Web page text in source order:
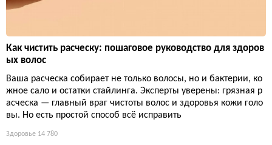
Как чистить расческу: пошаговое руководство для здоров
ых волос
Ваша расческа собирает не только волосы, но и бактерии, ко
жное сало и остатки стайлинга. Эксперты уверены: грязная р
асческа — главный враг чистоты волос и здоровья кожи голо
вы. Но есть простой способ всё исправить
Здоровье 14 780